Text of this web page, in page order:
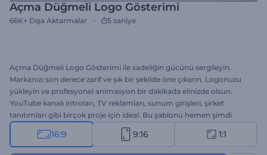
Açma Düğmeli Logo Gösterimi
66K+ Dışa Aktarmalar 5 saniye
Açma Düğmeli Logo Gösterimi ile sadeliğin gücünü sergileyin.
Markanızı son derece zarif ve şık bir şekilde öne çıkarın. Logonuzu
yükleyin ve profesyonel animasyon bir dakikada elinizde olsun.
YouTube kanalı introları, TV reklamları, sunum girişleri, şirket
tanıtımları gibi birçok proje için ideal. Bu şablonu hemen şimdi
deneyin!
16:9 9:16 1:1